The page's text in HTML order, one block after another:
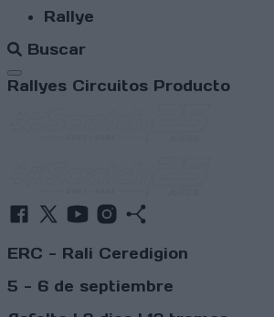
Rallye
Buscar
Abrir menú
Rallyes Circuitos Producto
ERC - Rali Ceredigion
5 - 6 de septiembre